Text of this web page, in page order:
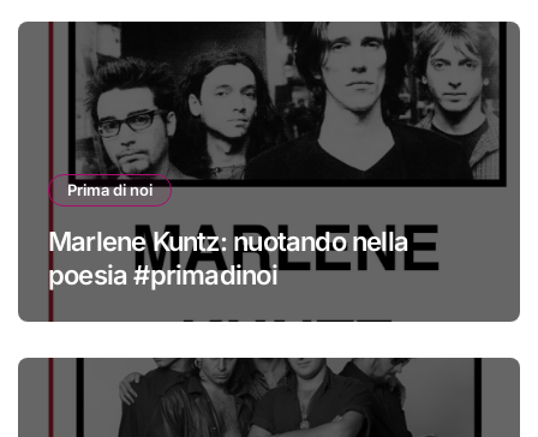
Prima di noi
Marlene Kuntz: nuotando nella
poesia #primadinoi